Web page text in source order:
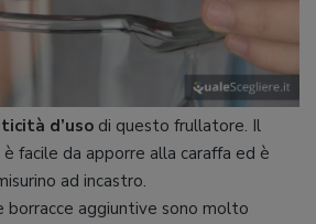
d’uso di questo frullatore. Il
è facile da apporre alla caraffa ed è
ad incastro.
borracce aggiuntive sono molto